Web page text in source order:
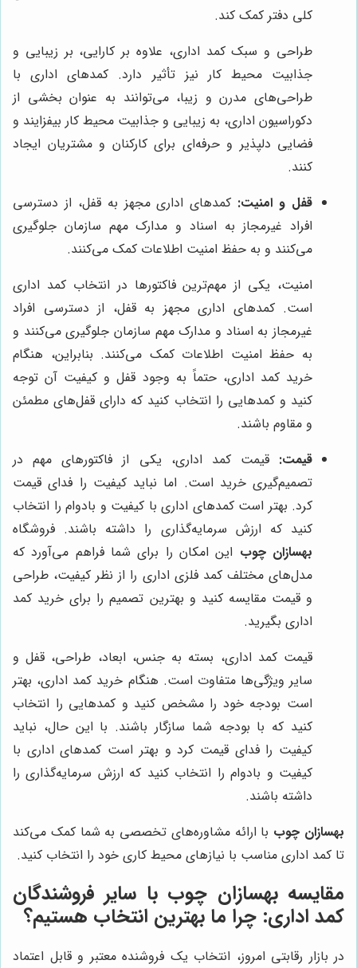
کلی دفتر کمک کند.
طراحی و سبک کمد اداری، علاوه بر کارایی، بر زیبایی و
جذابیت محیط کار نیز تأثیر دارد. کمدهای اداری با
طراحی‌های مدرن و زیبا، می‌توانند به عنوان بخشی از
دکوراسیون اداری، به زیبایی و جذابیت محیط کار بیفزایند و
فضایی دلپذیر و حرفه‌ای برای کارکنان و مشتریان ایجاد
کنند.
قفل و امنیت: کمدهای اداری مجهز به قفل، از دسترسی
افراد غیرمجاز به اسناد و مدارک مهم سازمان جلوگیری
می‌کنند و به حفظ امنیت اطلاعات کمک می‌کنند.
امنیت، یکی از مهم‌ترین فاکتورها در انتخاب کمد اداری
است. کمدهای اداری مجهز به قفل، از دسترسی افراد
غیرمجاز به اسناد و مدارک مهم سازمان جلوگیری می‌کنند و
به حفظ امنیت اطلاعات کمک می‌کنند. بنابراین، هنگام
خرید کمد اداری، حتماً به وجود قفل و کیفیت آن توجه
کنید و کمدهایی را انتخاب کنید که دارای قفل‌های مطمئن
و مقاوم باشند.
قیمت: قیمت کمد اداری، یکی از فاکتورهای مهم در
تصمیم‌گیری خرید است. اما نباید کیفیت را فدای قیمت
کرد. بهتر است کمدهای اداری با کیفیت و بادوام را انتخاب
کنید که ارزش سرمایه‌گذاری را داشته باشند. فروشگاه
بهسازان چوب این امکان را برای شما فراهم می‌آورد که
مدل‌های مختلف کمد فلزی اداری را از نظر کیفیت، طراحی
و قیمت مقایسه کنید و بهترین تصمیم را برای خرید کمد
اداری بگیرید.
قیمت کمد اداری، بسته به جنس، ابعاد، طراحی، قفل و
سایر ویژگی‌ها متفاوت است. هنگام خرید کمد اداری، بهتر
است بودجه خود را مشخص کنید و کمدهایی را انتخاب
کنید که با بودجه شما سازگار باشند. با این حال، نباید
کیفیت را فدای قیمت کرد و بهتر است کمدهای اداری با
کیفیت و بادوام را انتخاب کنید که ارزش سرمایه‌گذاری را
داشته باشند.
بهسازان چوب با ارائه مشاوره‌های تخصصی به شما کمک می‌کند
تا کمد اداری مناسب با نیازهای محیط کاری خود را انتخاب کنید.
مقایسهبهسازان چوب با سایر فروشندگان
کمد اداری: چرا ما بهترین انتخاب هستیم؟
در بازار رقابتی امروز، انتخاب یک فروشنده معتبر و قابل اعتماد